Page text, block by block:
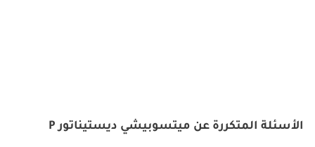
الأسئلة المتكررة عن ميتسوبيشي ديستيناتور P